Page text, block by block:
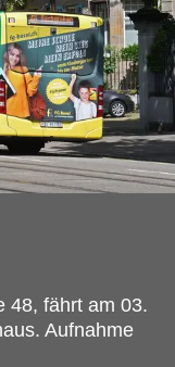
48, fährt am 03.
Aufnahme